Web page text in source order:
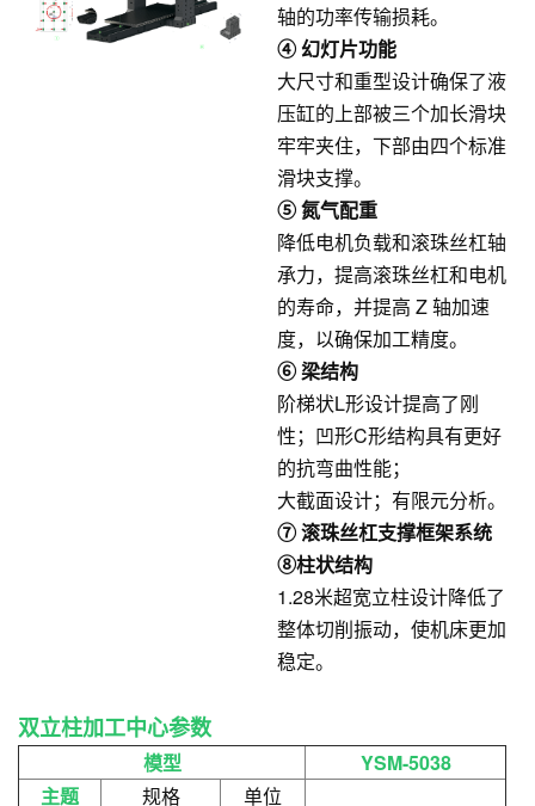
轴的功率传输损耗。
④ 幻灯片功能
大尺寸和重型设计确保了液
压缸的上部被三个加长滑块
牢牢夹住，下部由四个标准
滑块支撑。
⑤ 氮气配重
降低电机负载和滚珠丝杠轴
承力，提高滚珠丝杠和电机
的寿命，并提高 Z 轴加速
度，以确保加工精度。
⑥ 梁结构
阶梯状L形设计提高了刚
性；凹形C形结构具有更好
的抗弯曲性能；
大截面设计；有限元分析。
⑦ 滚珠丝杠支撑框架系统
⑧柱状结构
1.28米超宽立柱设计降低了
整体切削振动，使机床更加
稳定。
双立柱加工中心参数
模型
YSM-5038
主题
规格 单位